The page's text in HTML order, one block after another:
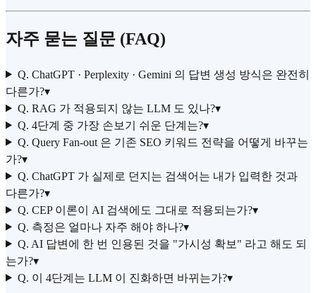
자주 묻는 질문 (FAQ)
Q. ChatGPT · Perplexity · Gemini 의 답변 생성 방식은 완전히
다른가?▾
Q. RAG 가 적용되지 않는 LLM 도 있나?▾
Q. 4단계 중 가장 손보기 쉬운 단계는?▾
Q. Query Fan-out 은 기존 SEO 키워드 전략을 어떻게 바꾸는
가?▾
Q. ChatGPT 가 실제로 던지는 검색어는 내가 입력한 것과
다른가?▾
Q. CEP 이론이 AI 검색에도 그대로 적용되는가?▾
Q. 측정은 얼마나 자주 해야 하나?▾
Q. AI 답변에 한 번 인용된 것을 "가시성 확보" 라고 해도 되
는가?▾
Q. 이 4단계는 LLM 이 진화하면 바뀌는가?▾